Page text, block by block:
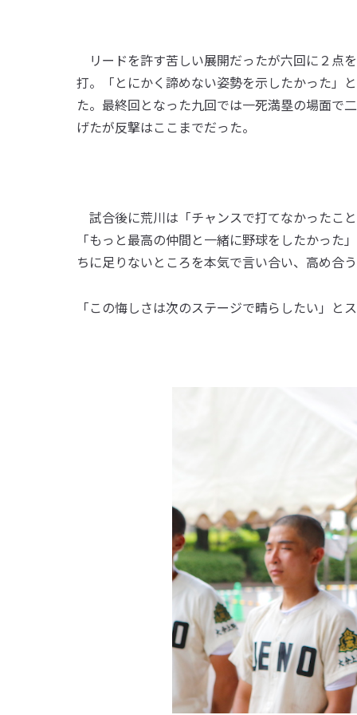
リードを許す苦しい展開だったが六回に２点
打。「とにかく諦めない姿勢を示したかった」
た。最終回となった九回では一死満塁の場面で
げたが反撃はここまでだった。
試合後に荒川は「チャンスで打てなかったこ
「もっと最高の仲間と一緒に野球をしたかっ
ちに足りないところを本気で言い合い、高め合
「この悔しさは次のステージで晴らしたい」と